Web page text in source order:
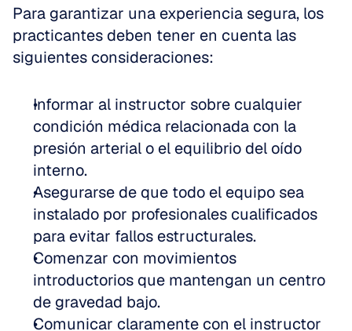
Para garantizar una experiencia segura, los
practicantes deben tener en cuenta las
siguientes consideraciones:
Informar al instructor sobre cualquier
condición médica relacionada con la
presión arterial o el equilibrio del oído
interno.
Asegurarse de que todo el equipo sea
instalado por profesionales cualificados
para evitar fallos estructurales.
Comenzar con movimientos
introductorios que mantengan un centro
de gravedad bajo.
Comunicar claramente con el instructor